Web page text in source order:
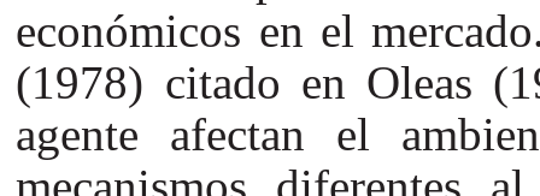
económicos en el
(1978) citado en Oleas
agente afectan el